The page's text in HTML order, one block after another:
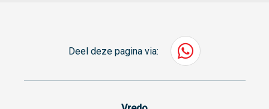
Deel deze pagina via: